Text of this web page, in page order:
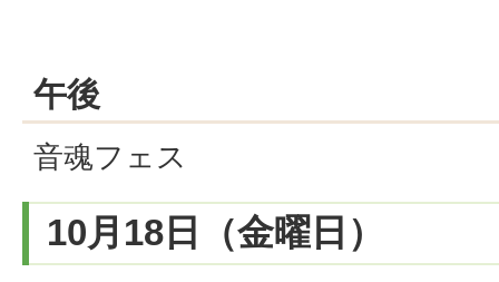
午後
音魂フェス
10月18日（金曜日）